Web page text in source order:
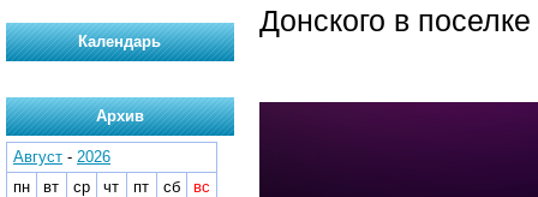
Донского в
Календарь
Архив
Август - 2026
пн
вт ср чт пт сб
вс